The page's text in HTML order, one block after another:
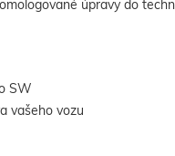
úpravy do
SW
vašeho vozu